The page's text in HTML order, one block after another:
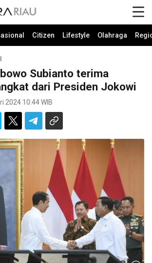
Citizen Lifestyle Olahraga
Subianto terima
dari Presiden Jokowi
2024 10:44 WIB